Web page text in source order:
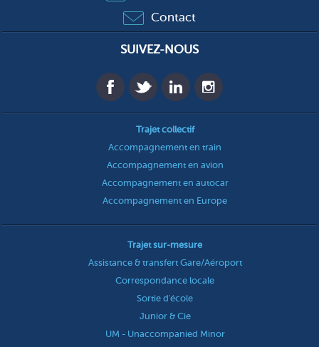
Contact
SUIVEZ-NOUS
Trajet collectif
Accompagnement en train
Accompagnement en avion
Accompagnement en autocar
Accompagnement en Europe
Trajet sur-mesure
Assistance & transfert Gare/Aéroport
Correspondance locale
Sortie d'école
Junior & Cie
UM - Unaccompanied Minor